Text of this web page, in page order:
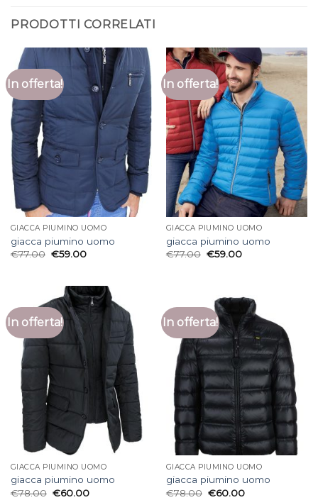
PRODOTTI CORRELATI
In offerta!
GIACCA PIUMINO UOMO
giacca piumino uomo
€77.00 €59.00
In offerta!
GIACCA PIUMINO UOMO
giacca piumino uomo
€77.00 €59.00
In offerta!
GIACCA PIUMINO UOMO
giacca piumino uomo
€78.00 €60.00
In offerta!
GIACCA PIUMINO UOMO
giacca piumino uomo
€78.00 €60.00